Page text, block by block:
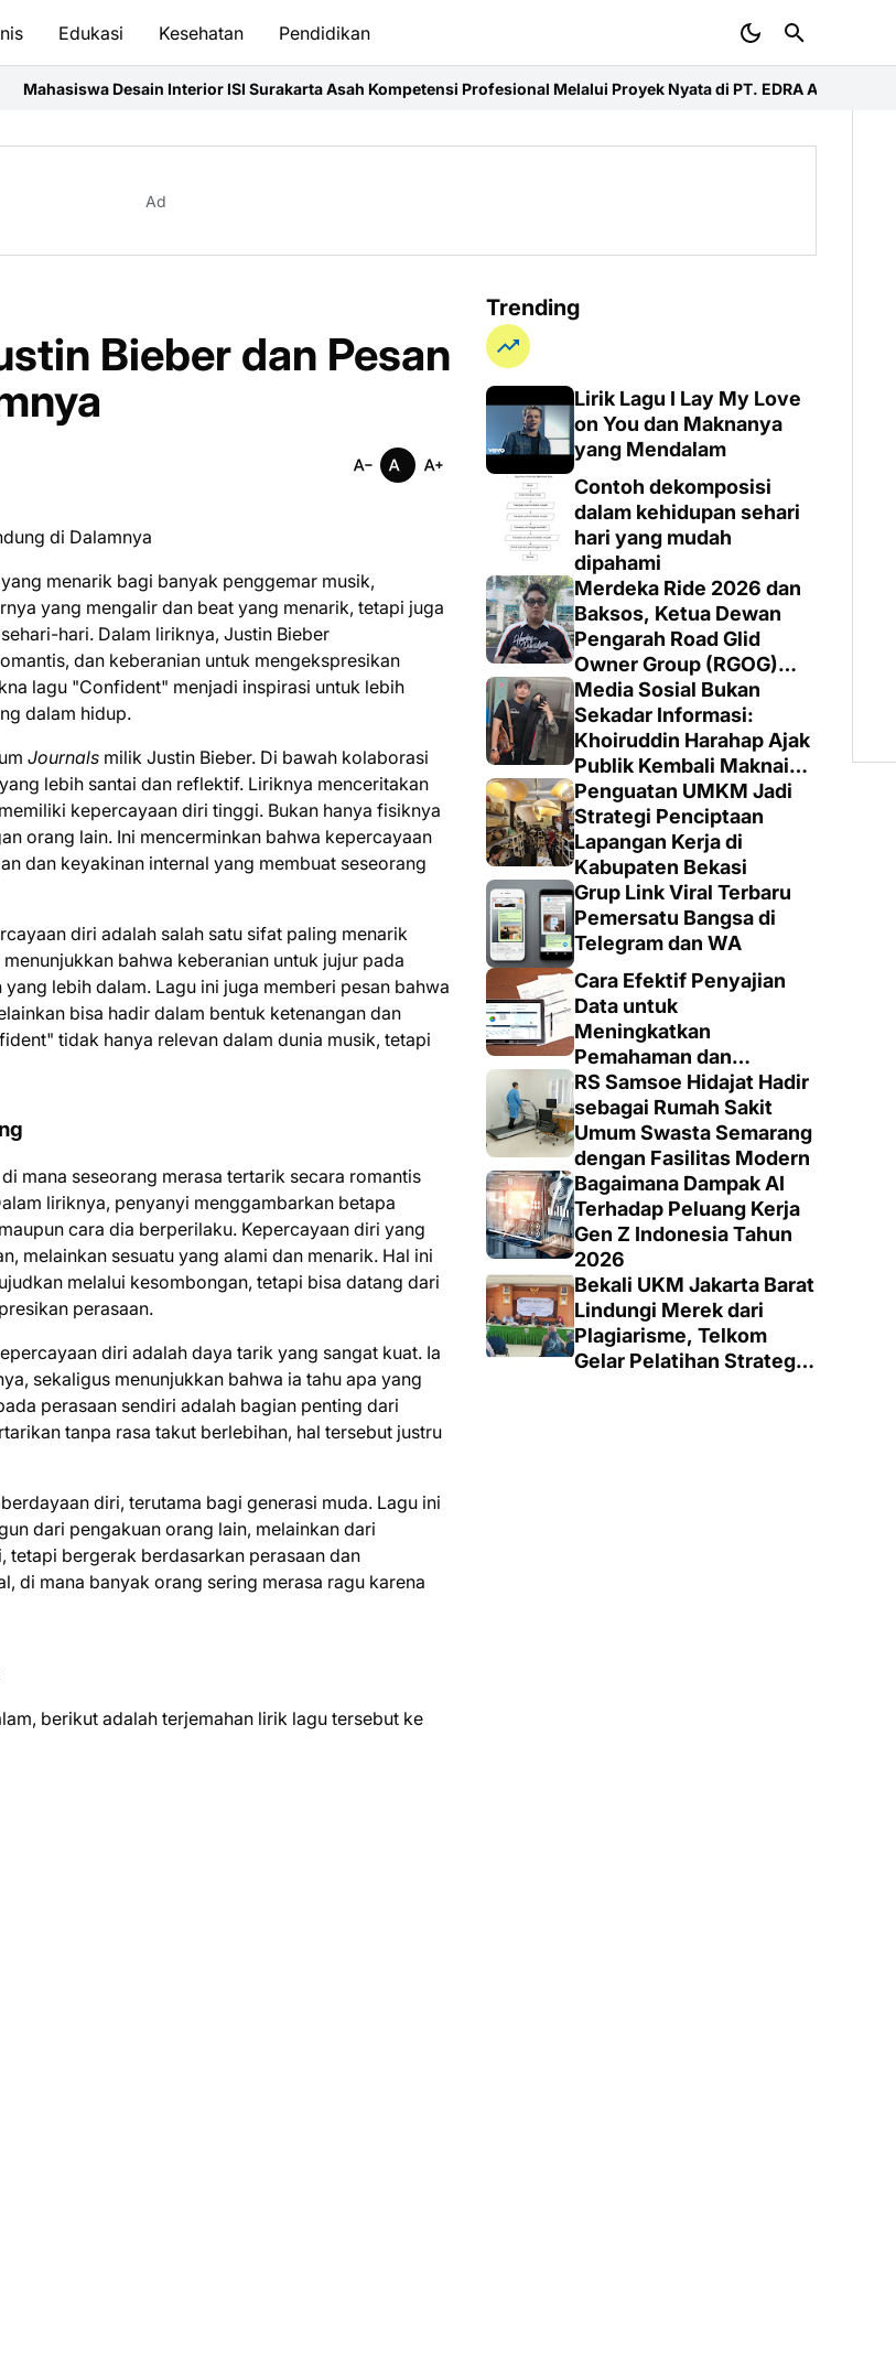
Edukasi Kesehatan Pendidikan
Interior ISI Surakarta Asah Kompetensi Profesional Melalui Proyek Nyata di PT. EDRA Arsitek IndonesiaMerdeka
Ad
Bieber dan Pesan
menarik bagi banyak penggemar musik,
yang mengalir dan beat yang menarik, tetapi juga
hari. Dalam liriknya, Justin Bieber
dan keberanian untuk mengekspresikan
lagu "Confident" menjadi inspirasi untuk lebih
dalam hidup.
Journals milik Justin Bieber. Di bawah kolaborasi
lebih santai dan reflektif. Liriknya menceritakan
kepercayaan diri tinggi. Bukan hanya fisiknya
orang lain. Ini mencerminkan bahwa kepercayaan
dan keyakinan internal yang membuat seseorang
diri adalah salah satu sifat paling menarik
bahwa keberanian untuk jujur pada
lebih dalam. Lagu ini juga memberi pesan bahwa
bisa hadir dalam bentuk ketenangan dan
tidak hanya relevan dalam dunia musik, tetapi
mana seseorang merasa tertarik secara romantis
liriknya, penyanyi menggambarkan betapa
cara dia berperilaku. Kepercayaan diri yang
melainkan sesuatu yang alami dan menarik. Hal ini
melalui kesombongan, tetapi bisa datang dari
perasaan.
diri adalah daya tarik yang sangat kuat. Ia
sekaligus menunjukkan bahwa ia tahu apa yang
perasaan sendiri adalah bagian penting dari
tanpa rasa takut berlebihan, hal tersebut justru
diri, terutama bagi generasi muda. Lagu ini
dari pengakuan orang lain, melainkan dari
tetapi bergerak berdasarkan perasaan dan
di mana banyak orang sering merasa ragu karena
berikut adalah terjemahan lirik lagu tersebut ke
Trending
Lirik Lagu I Lay My Love
on You dan Maknanya
yang Mendalam
Contoh dekomposisi
dalam kehidupan sehari
hari yang mudah
dipahami
Merdeka Ride 2026 dan
Baksos, Ketua Dewan
Pengarah Road Glid
Owner Group (RGOG)
Boys Indonesia Pusat M.
Irsyad Sebut Persiapan
Dimatangkan
Media Sosial Bukan
Sekadar Informasi:
Khoiruddin Harahap Ajak
Publik Kembali Maknai
Ruang Digital dengan
Totalitas dan Loyalitas
Penguatan UMKM Jadi
Strategi Penciptaan
Lapangan Kerja di
Kabupaten Bekasi
Grup Link Viral Terbaru
Pemersatu Bangsa di
Telegram dan WA
Cara Efektif Penyajian
Data untuk
Meningkatkan
Pemahaman dan
Keputusan yang Tepat
RS Samsoe Hidajat Hadir
sebagai Rumah Sakit
Umum Swasta Semarang
dengan Fasilitas Modern
Bagaimana Dampak AI
Terhadap Peluang Kerja
Gen Z Indonesia Tahun
2026
Bekali UKM Jakarta Barat
Lindungi Merek dari
Plagiarisme, Telkom
Gelar Pelatihan Strategi